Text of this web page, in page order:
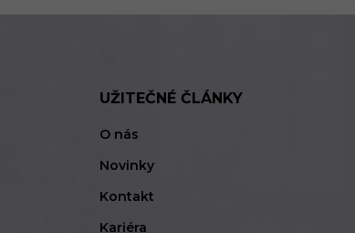
UŽITEČNÉ ČLÁNKY
O nás
Novinky
Kontakt
Kariéra